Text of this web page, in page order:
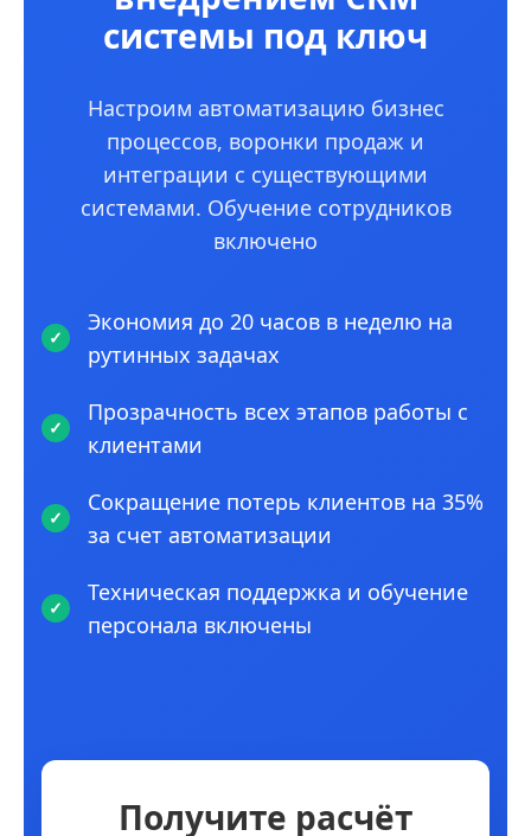
системы под ключ
Настроим автоматизацию бизнес
процессов, воронки продаж и
интеграции с существующими
системами. Обучение сотрудников
включено
Экономия до 20 часов в неделю на
рутинных задачах
Прозрачность всех этапов работы с
клиентами
Сокращение потерь клиентов на 35%
за счет автоматизации
Техническая поддержка и обучение
персонала включены
Получите расчёт